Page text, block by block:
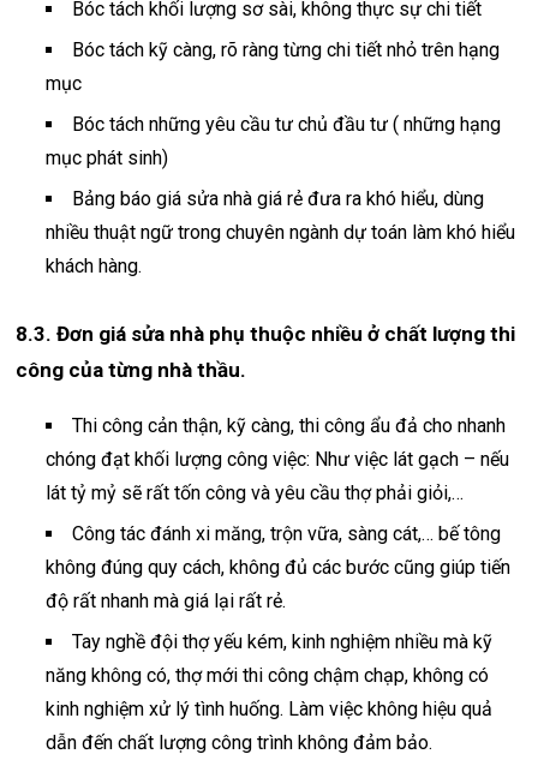
Bóc tách khối lượng sơ sài, không thực sự chi tiết
Bóc tách kỹ càng, rõ ràng từng chi tiết nhỏ trên hạng
mục
Bóc tách những yêu cầu tư chủ đầu tư ( những hạng
mục phát sinh)
Bảng báo giá sửa nhà giá rẻ đưa ra khó hiểu, dùng
nhiều thuật ngữ trong chuyên ngành dự toán làm khó hiểu
khách hàng.
8.3. Đơn giá sửa nhà phụ thuộc nhiều ở chất lượng thi
công của từng nhà thầu.
Thi công cản thận, kỹ càng, thi công ẩu đả cho nhanh
chóng đạt khối lượng công việc: Như việc lát gạch – nếu
lát tỷ mỷ sẽ rất tốn công và yêu cầu thợ phải giỏi,…
Công tác đánh xi măng, trộn vữa, sàng cát,… bế tông
không đúng quy cách, không đủ các bước cũng giúp tiến
độ rất nhanh mà giá lại rất rẻ.
Tay nghề đội thợ yếu kém, kinh nghiệm nhiều mà kỹ
năng không có, thợ mới thi công chậm chạp, không có
kinh nghiệm xử lý tình huống. Làm việc không hiệu quả
dẫn đến chất lượng công trình không đảm bảo.